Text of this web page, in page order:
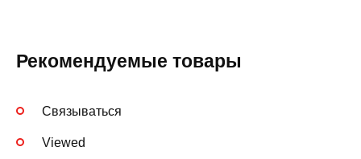
Рекомендуемые товары
Связываться
Viewed